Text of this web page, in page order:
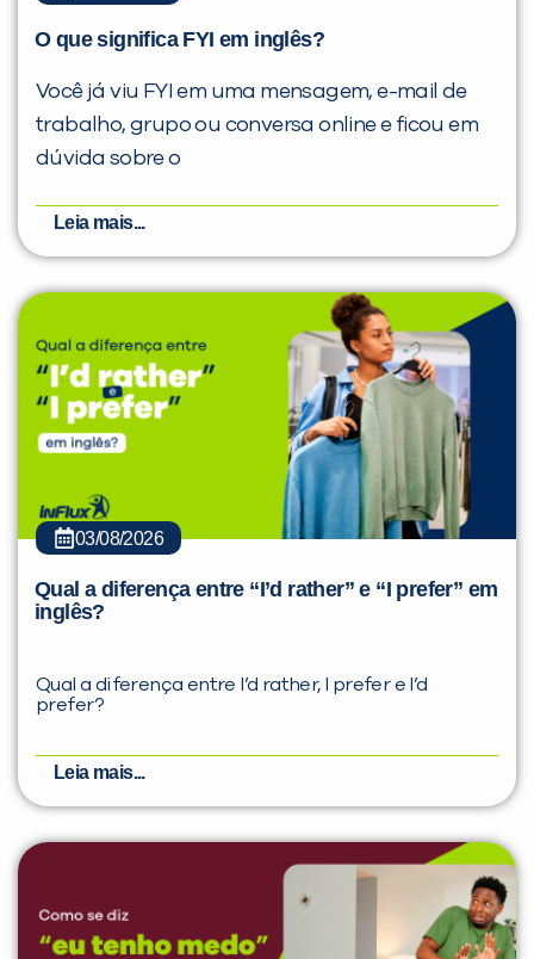
O que significa FYI em inglês?
Você já viu FYI em uma mensagem, e-mail de
trabalho, grupo ou conversa online e ficou em
dúvida sobre o
Leia mais...
03/08/2026
Qual a diferença entre “I’d rather” e “I prefer” em
inglês?
Qual a diferença entre I’d rather, I prefer e I’d
prefer?
Leia mais...